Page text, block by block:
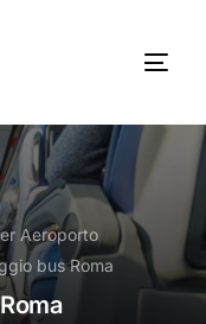
Aeroporto
bus Roma